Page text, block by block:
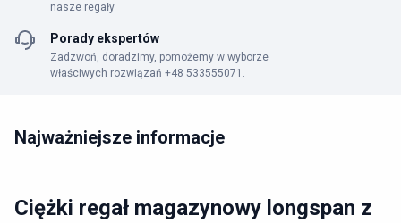
nasze regały
Porady ekspertów
Zadzwoń, doradzimy, pomożemy w wyborze
właściwych rozwiązań +48 533555071.
Najważniejsze informacje
Ciężki regał magazynowy longspan z